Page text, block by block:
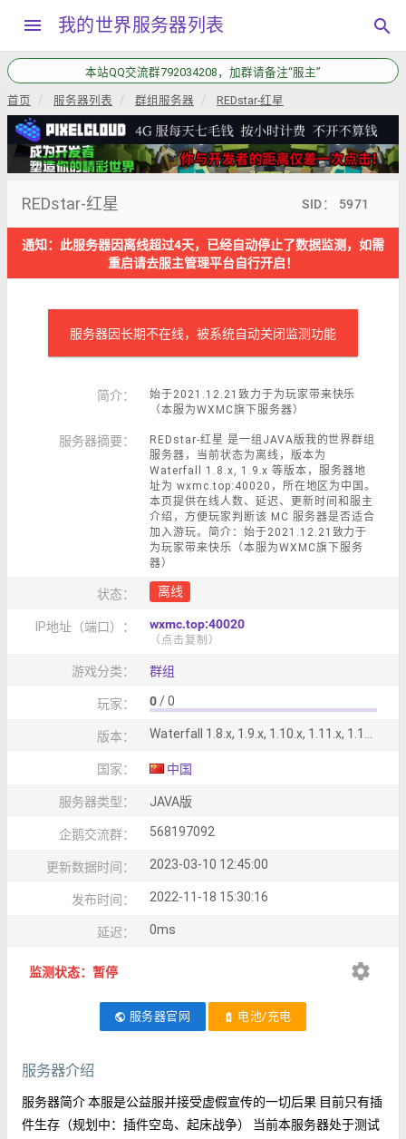
menu 我的世界服务器列表 search
本站QQ交流群792034208，加群请备注“服主”
首页 服务器列表 群组服务器 REDstar-红星
REDstar-红星 SID： 5971
通知：此服务器因离线超过4天，已经自动停止了数据监测，如需
重启请去服主管理平台自行开启！
服务器因长期不在线，被系统自动关闭监测功能
简介：
始于2021.12.21致力于为玩家带来快乐
（本服为WXMC旗下服务器）
服务器摘要：
REDstar-红星 是一组JAVA版我的世界群组
服务器，当前状态为离线，版本为
Waterfall 1.8.x, 1.9.x 等版本，服务器地
址为 wxmc.top:40020，所在地区为中国。
本页提供在线人数、延迟、更新时间和服主
介绍，方便玩家判断该 MC 服务器是否适合
加入游玩。简介：始于2021.12.21致力于
为玩家带来快乐（本服为WXMC旗下服务
器）
状态： 离线
IP地址（端口）： wxmc.top:40020
（点击复制）
游戏分类： 群组
玩家： 0/ 0
版本：
国家： 中国
服务器类型： JAVA版
企鹅交流群： 568197092
更新数据时间： 2023-03-10 12:45:00
发布时间： 2022-11-18 15:30:16
延迟： 0ms
监测状态：暂停 settings
public 服务器官网 battery_charging_full 电池/充电
服务器介绍
服务器简介 本服是公益服并接受虚假宣传的一切后果 目前只有插
件生存（规划中：插件空岛、起床战争） 当前本服务器处于测试